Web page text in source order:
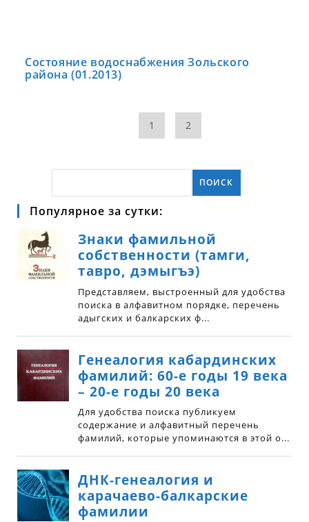
Состояние водоснабжения Зольского
района (01.2013)
1 2
ПОИСК
Популярное за сутки: